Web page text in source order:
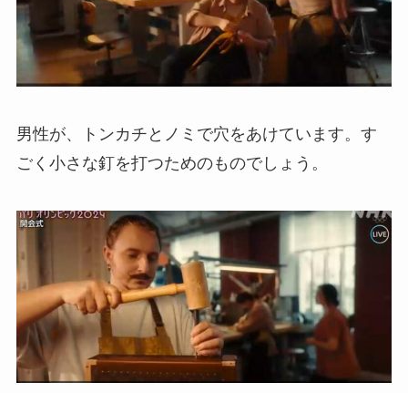
男性が、トンカチとノミで穴をあけています。す
ごく小さな釘を打つためのものでしょう。